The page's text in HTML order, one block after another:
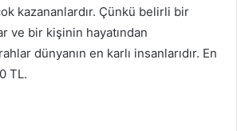
kazananlardır. Çünkü belirli bir
ve bir kişinin hayatından
dünyanın en karlı insanlarıdır. En
TL.